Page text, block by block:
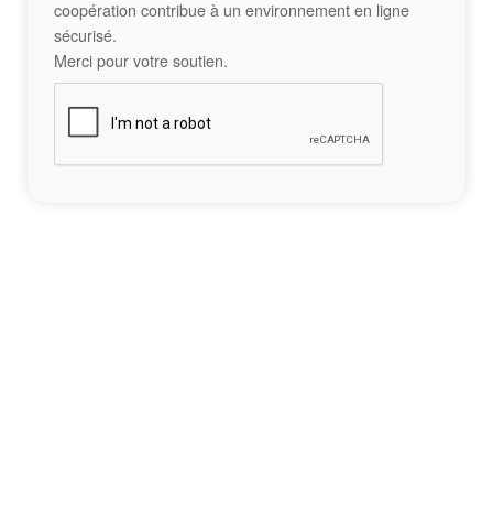
coopération contribue à un environnement en ligne
sécurisé.
Merci pour votre soutien.